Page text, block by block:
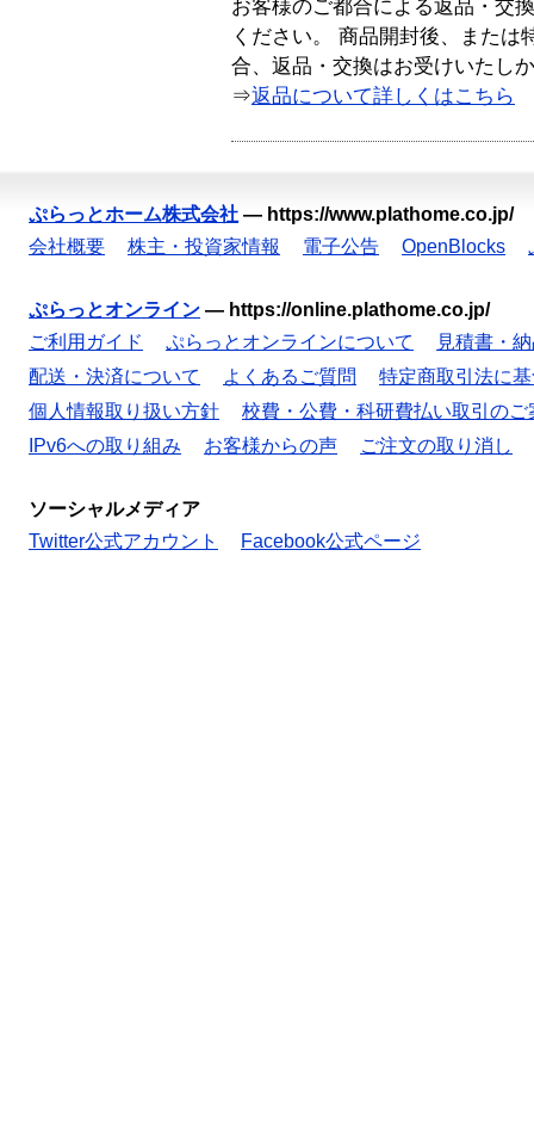
お客様のご都合による返品・交
ください。 商品開封後、または
合、返品・交換はお受けいたし
⇒返品について詳しくはこちら
ぷらっとホーム株式会社 — https://www.plathome.co.jp/
会社概要
株主・投資家情報 電子公告 OpenBlocks
ぷらっとオンライン — https://online.plathome.co.jp/
ご利用ガイド
ぷらっとオンラインについて
見積書・
配送・決済について
よくあるご質問
特定商取引法に
個人情報取り扱い方針
校費・公費・科研費払い取引のご
IPv6への取り組み
お客様からの声 ご注文の取り消し
ソーシャルメディア
Twitter公式アカウント
Facebook公式ページ